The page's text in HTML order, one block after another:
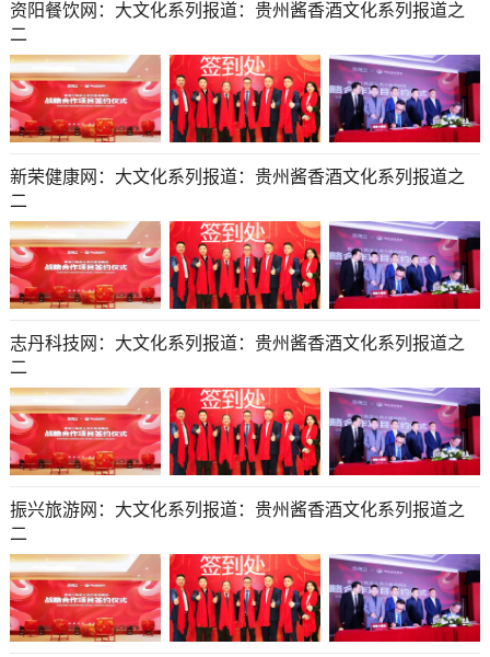
资阳餐饮网：大文化系列报道：贵州酱香酒文化系列报道之
二
新荣健康网：大文化系列报道：贵州酱香酒文化系列报道之
二
志丹科技网：大文化系列报道：贵州酱香酒文化系列报道之
二
振兴旅游网：大文化系列报道：贵州酱香酒文化系列报道之
二